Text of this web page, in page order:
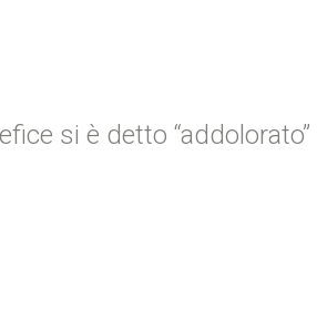
si è detto “addolorato”